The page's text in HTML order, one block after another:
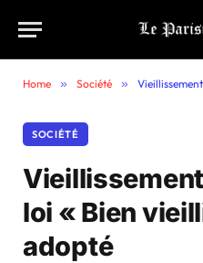
Home » Société » Vieillissement:
SOCIÉTÉ
loi « Bien
adopté